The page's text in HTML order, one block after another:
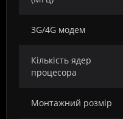
3G/4G модем
Кількість ядер
процесора
Монтажний розмір